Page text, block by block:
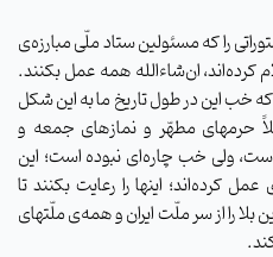
را که مسئولین ستاد ملّی مبارزه‌ی
کرده‌اند، ان‌شاء‌الله همه عمل بکنند.
خب این در طول تاریخ ما به این شکل
حرمهای مطهّر و نمازهای جمعه و
ولی خب چاره‌ای نبوده‌ است؛ این
کرده‌اند؛ اینها را رعایت بکنند تا
بلا را از سر ملّت ایران و همه‌ی ملّتهای